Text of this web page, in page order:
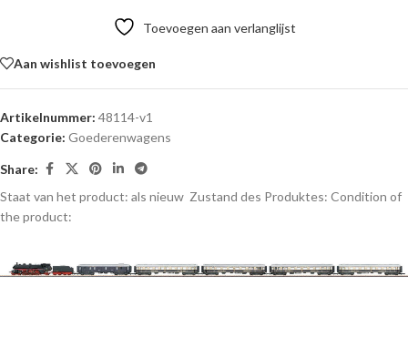
Toevoegen aan verlanglijst
Aan wishlist toevoegen
Artikelnummer: 48114-v1
Categorie: Goederenwagens
Share:
Staat van het product: als nieuw Zustand des Produktes: Condition of
the product: